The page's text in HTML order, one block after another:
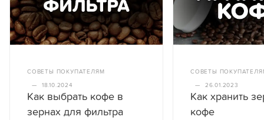
СОВЕТЫ ПОКУПАТЕЛЯМ
— 18.10.2024
Как выбрать кофе в
зернах для фильтра
СОВЕТЫ
— 26.01.2023
Как хранить
кофе